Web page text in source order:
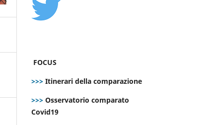
FOCUS
>>> Itinerari della comparazione
>>> Osservatorio comparato
Covid19